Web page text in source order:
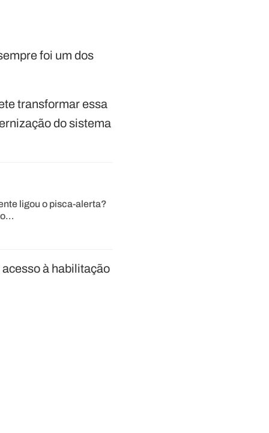
foi um dos
transformar essa
do sistema
ligou o pisca-alerta?
à habilitação